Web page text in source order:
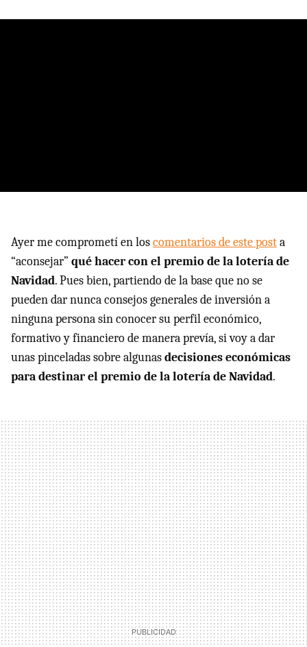
Ayer me comprometí en loscomentarios de este posta
“aconsejar” qué hacer con el premio de la lotería de
Navidad. Pues bien, partiendo de la base que no se
pueden dar nunca consejos generales de inversión a
ninguna persona sin conocer su perfil económico,
formativo y financiero de manera prevía, si voy a dar
unas pinceladas sobre algunasdecisiones económicas
para destinar el premio de la lotería de Navidad.